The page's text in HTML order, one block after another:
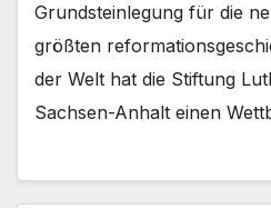
Grundsteinlegung für die
größten
der Welt hat die Stiftung
Sachsen-Anhalt einen